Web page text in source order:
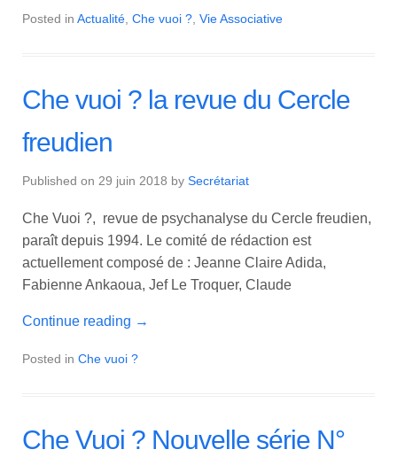
Posted in Actualité Che vuoi ? Vie Associative
Che vuoi ? la revue du Cercle
freudien
Published on 29 juin 2018 by Secrétariat
Che Vuoi ?, revue de psychanalyse du Cercle freudien,
paraît depuis 1994. Le comité de rédaction est
actuellement composé de : Jeanne Claire Adida,
Fabienne Ankaoua, Jef Le Troquer, Claude
Continue reading →
Posted in Che vuoi ?
Che Vuoi ? Nouvelle série N°